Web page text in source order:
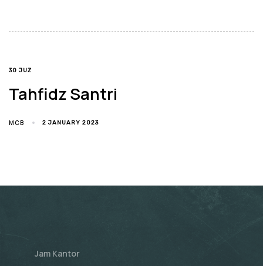
TAGS
30 JUZ
Tahfidz Santri
MCB 2 JANUARY 2023
Jam Kantor